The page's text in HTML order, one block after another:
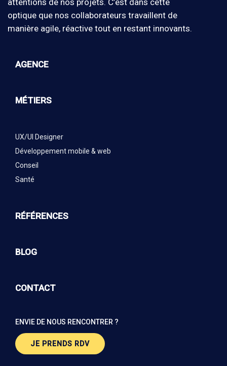
optique que nos collaborateurs travaillent de
manière agile, réactive tout en restant innovants.
AGENCE
MÉTIERS
UX/UI Designer
Développement mobile & web
Conseil
Santé
RÉFÉRENCES
BLOG
CONTACT
ENVIE DE NOUS RENCONTRER ?
JE PRENDS RDV